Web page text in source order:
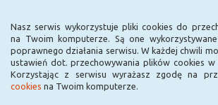
Nasz serwis wykorzystuje pliki cookies do
na Twoim komputerze. Są one
poprawnego działania serwisu. W każdej chwili
ustawień dot. przechowywania plików cookies w
Korzystając z serwisu wyrażasz zgodę na
cookies na Twoim komputerze.
Urząd Miejski w
Krośniewicach